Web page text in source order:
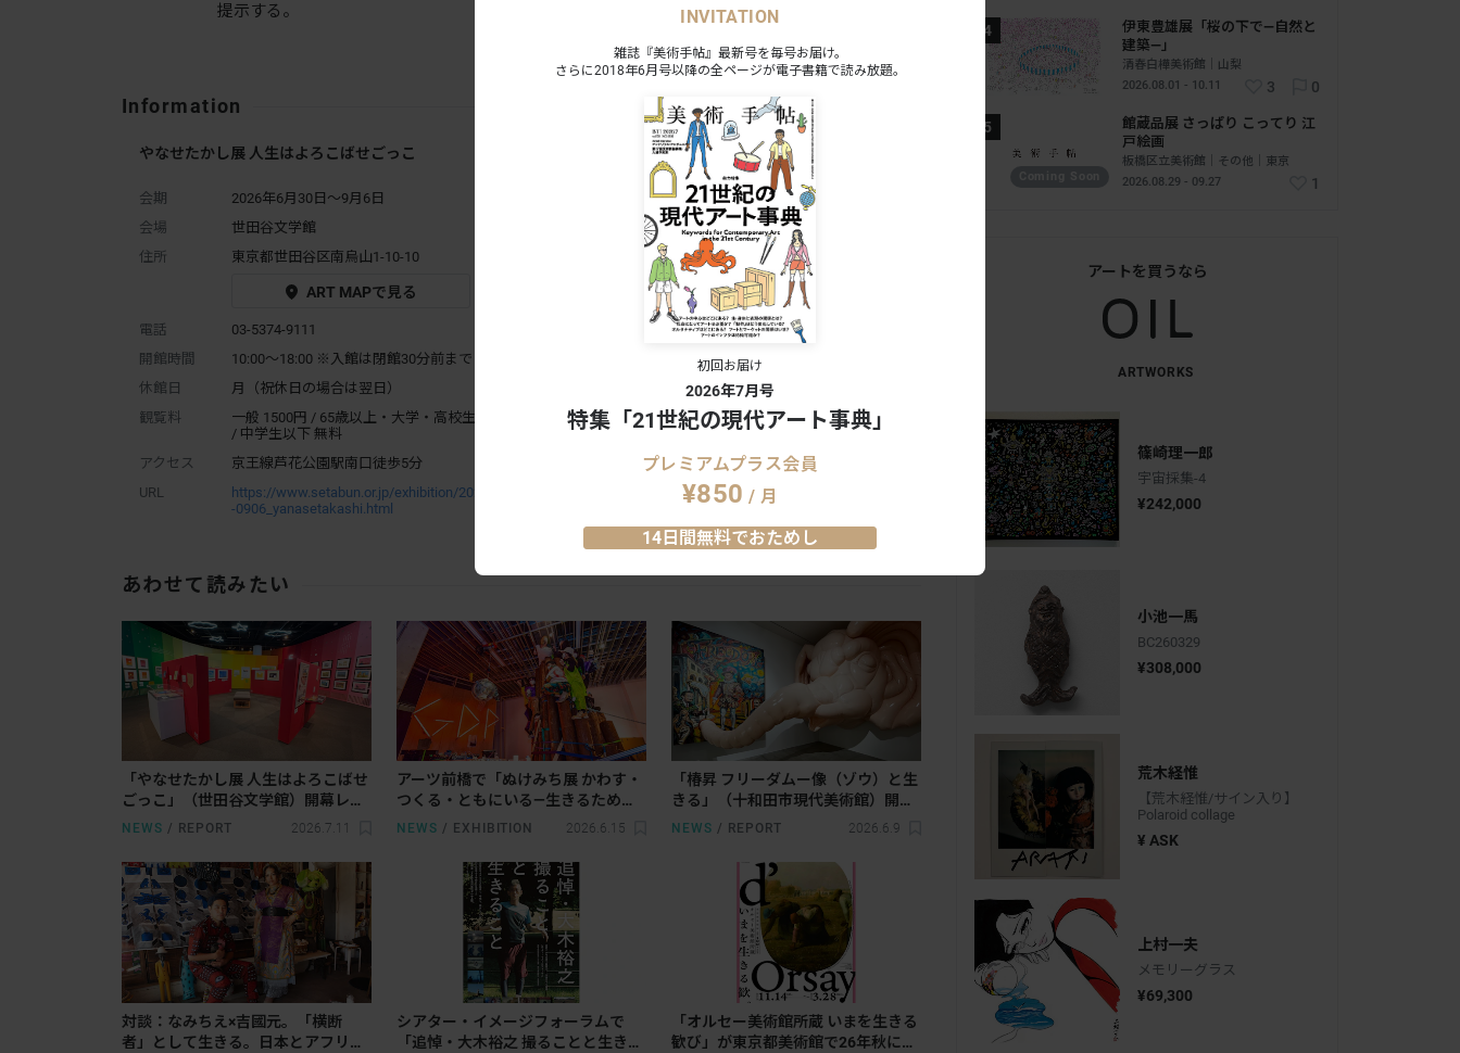
提示する。
Information
やなせたかし展 人生はよろこばせごっこ
会期
2026年6月30日～9月6日
会場
世田谷文学館
住所
東京都世田谷区南烏山1-10-10
ART MAPで見る
電話
03-5374-9111
開館時間
10:00～18:00 ※入館は閉館30分前まで
休館日
月（祝休日の場合は翌日）
観覧料
一般 1500円 / 65歳以上・大学・高校生 900円
/ 中学生以下 無料
アクセス
京王線芦花公園駅南口徒歩5分
URL
https://www.setabun.or.jp/exhibition/20260630
-0906_yanasetakashi.html
あわせて読みたい
「やなせたかし展 人生はよろこばせ
ごっこ」（世田谷文学館）開幕レポ
ート。生涯を通じて貫いた「人を喜
NEWS / REPORT 2026.7.11
アーツ前橋で「ぬけみち展 かわす・
つくる・ともにいる―生きるための
回路」が開催。日常に別のルートを
NEWS / EXHIBITION 2026.6.15
「椿昇 フリーダムー像（ゾウ）と生
きる」（十和田市現代美術館）開幕
レポート。あらゆる像（ゾウ）を通
NEWS / REPORT 2026.6.9
対談：なみちえ×吉國元。「横断
者」として生きる。日本とアフリカ
シアター・イメージフォーラムで
「追悼・大木裕之 撮ることと生きる
「オルセー美術館所蔵 いまを生きる
歓び」が東京都美術館で26年秋に開
伊東豊雄展「桜の下で―自然と
建築―」
清春白樺美術館｜山梨
2026.08.01 - 10.11
3 0
館蔵品展 さっぱり こってり 江
戸絵画
板橋区立美術館｜その他｜東京
2026.08.29 - 09.27
1
アートを買うなら
ARTWORKS
篠崎理一郎
宇宙採集-4
¥242,000
小池一馬
BC260329
¥308,000
荒木経惟
【荒木経惟/サイン入り】
Polaroid collage
¥ ASK
上村一夫
メモリーグラス
¥69,300
INVITATION
雑誌『美術手帖』最新号を毎号お届け。
さらに2018年6月号以降の全ページが電子書籍で読み放題。
初回お届け
2026年7月号
特集「21世紀の現代アート事典」
プレミアムプラス会員
¥850 / 月
14日間無料でおためし